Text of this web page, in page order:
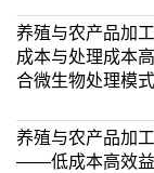
养殖与农产品加
成本与处理成本
合微生物处理模式
养殖与农产品加
——低成本高效益